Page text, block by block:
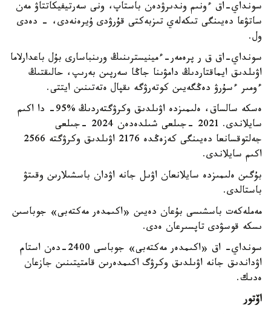
سونداي-اق ءونىم وندىرۋدەن باستاپ، ونى سەرتيفيكاتتاۋ مەن
ساتۋعا دەيىنگى تىكەلەي تىزبەكتى قۇرۋدى ۇيرەنەدى، - دەدى
ول.
سونداي-اق ق ر پرەمەر-ءمينيسترىنىڭ ورىنباسارى بۇل باعدارلاما
اۋىلدىق ايماقتاردىڭ دامۋىنا جاڭا سەرپىن بەرىپ، حالىقتىڭ
ءومىر ءسۇرۋ دەڭگەيىن كوتەرۋگە ىقپال ەتەتىنىن ايتتى.
ەسكە سالساق، ەلىمىزدە اۋىلدىق وكرۋگتەردىڭ %95- دا اكىم
سايلاندى. 2021 -جىلعى شىلدەدەن 2024 -جىلعى
جەلتوقسانعا دەيىنگى كەزەڭدە 2176 اۋىلدىق وكرۋگتە 2566
اكىم سايلاندى.
بۇگىن ەلىمىزدە سايلانعان اۋىل جانە اۋدان باسشىلارىن وقىتۋ
باستالدى.
مەملەكەت باسشىسى بۇعان دەيىن «اكىمدەر مەكتەبى» جوباسىن
ىسكە قوسۋدى تاپسىرعان ەدى.
سونداي- اق «اكىمدەر مەكتەبى» جوباسى 2400-دەن استام
اۋداندىق جانە اۋىلدىق وكرۋگ اكىمدەرىن قامتيتىنىن جازعان
ەدىك.
اۆتور